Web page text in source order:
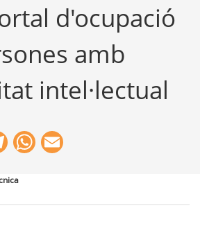
d'ocupació
amb
intel·lectual
Telegram
WhatsApp